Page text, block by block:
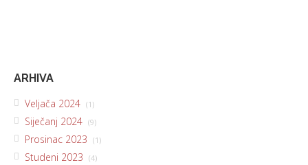
ARHIVA
Veljača 2024 (1)
Siječanj 2024 (9)
Prosinac 2023 (1)
Studeni 2023 (4)